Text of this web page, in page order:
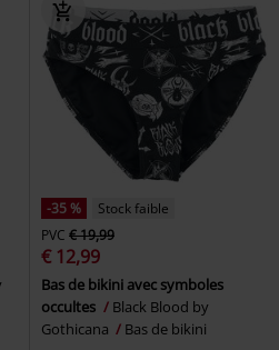
-35 %
Stock faible
PVC € 19,99
€ 12,99
Bas de bikini avec symboles
occultes
Black Blood by
Gothicana
Bas de bikini